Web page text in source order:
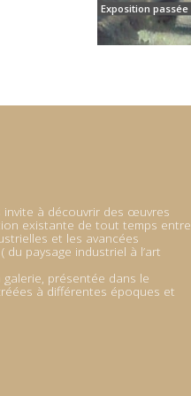
Exposition passée
invite à découvrir des œuvres
existante de tout temps entre
et les avancées
paysage industriel à l’art
présentée dans le
à différentes époques et